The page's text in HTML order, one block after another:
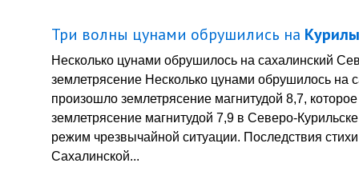
Три волны цунами обрушились на Курилы
Несколько цунами обрушилось на сахалинский
землетрясение Несколько цунами обрушилось на
произошло землетрясение магнитудой 8,7,
землетрясение магнитудой 7,9 в Северо-
режим чрезвычайной ситуации. Последствия
Сахалинской...